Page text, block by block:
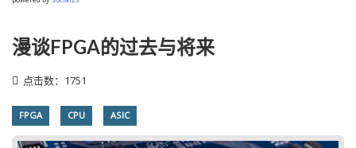
漫谈FPGA的过去与将来
点击数：1751
FPGA CPU ASIC